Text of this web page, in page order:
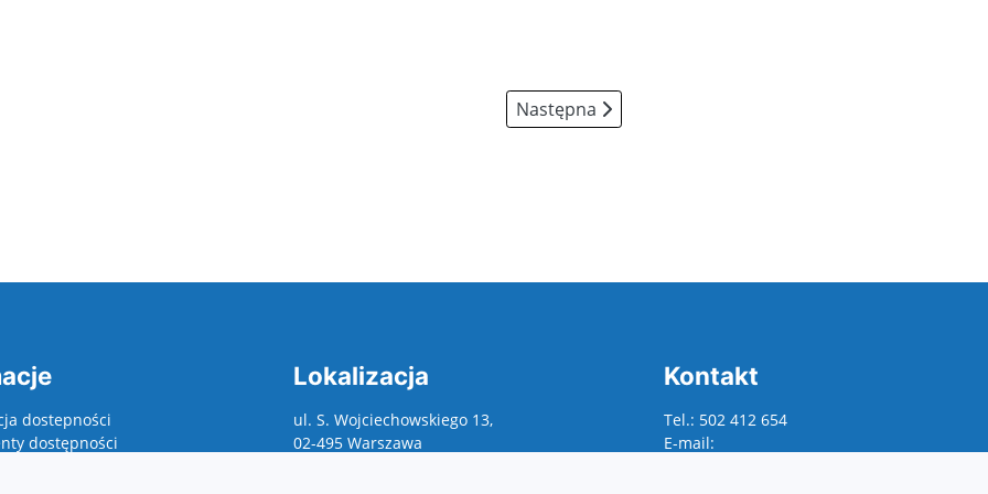
Następna strona: Personel
Następna
dostepności
dostępności
Lokalizacja
ul. S. Wojciechowskiego 13,
02-495 Warszawa
Kontakt
Tel.: 502 412 654
E-mail: